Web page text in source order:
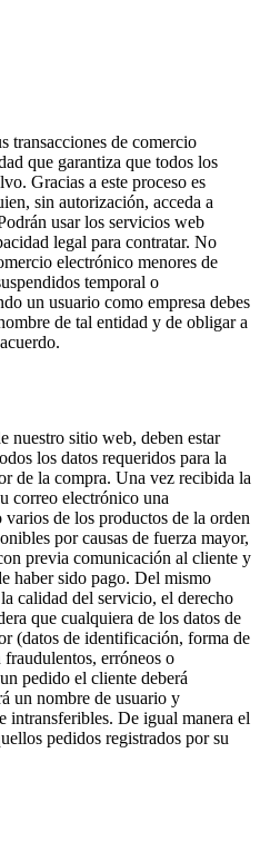
transacciones de comercio
que garantiza que todos los
Gracias a este proceso es
sin autorización, acceda a
usar los servicios web
legal para contratar. No
electrónico menores de
temporal o
un usuario como empresa debes
de tal entidad y de obligar a
nuestro sitio web, deben estar
los datos requeridos para la
de la compra. Una vez recibida la
correo electrónico una
de los productos de la orden
por causas de fuerza mayor,
previa comunicación al cliente y
haber sido pago. Del mismo
calidad del servicio, el derecho
que cualquiera de los datos de
(datos de identificación, forma de
erróneos o
pedido el cliente deberá
un nombre de usuario y
intransferibles. De igual manera el
pedidos registrados por su